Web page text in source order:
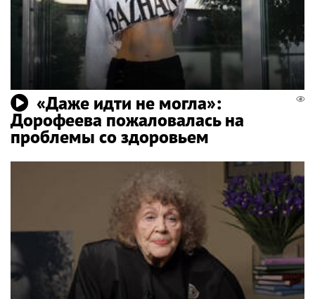
«Даже идти не могла»:
Дорофеева пожаловалась на
проблемы со здоровьем